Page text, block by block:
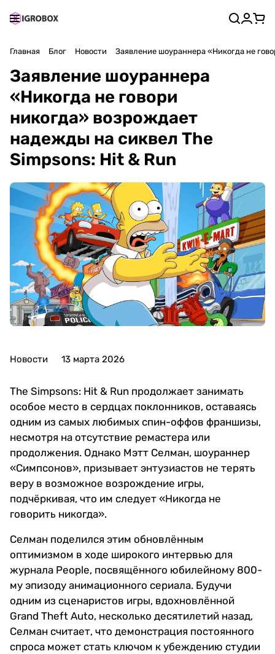
Главная Блог Новости Заявление шоураннера «Никогда не
Заявление шоураннера
«Никогда не говори
никогда» возрождает
надежды на сиквел The
Simpsons: Hit & Run
Новости 13 марта 2026
The Simpsons: Hit & Run продолжает занимать
особое место в сердцах поклонников, оставаясь
одним из самых любимых спин-оффов франшизы,
несмотря на отсутствие ремастера или
продолжения. Однако Мэтт Селман, шоураннер
«Симпсонов», призывает энтузиастов не терять
веру в возможное возрождение игры,
подчёркивая, что им следует «Никогда не
говорить никогда».
Селман поделился этим обновлённым
оптимизмом в ходе широкого интервью для
журнала People, посвящённого юбилейному 800-
му эпизоду анимационного сериала. Будучи
одним из сценаристов игры, вдохновлённой
Grand Theft Auto, несколько десятилетий назад,
Селман считает, что демонстрация постоянного
спроса может стать ключом к убеждению студии